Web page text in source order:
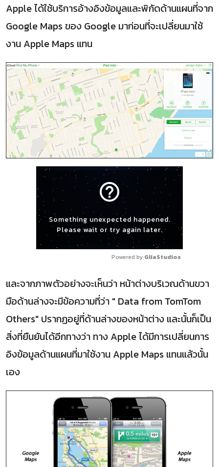
Apple ได้ใช้บริการอ้างอิงข้อมูลและพิกัดด้านแผนที่จาก
Google Maps ของ Google มาก่อนที่จะเปลี่ยนมาใช้
งาน Apple Maps แทน
help_outline
Something unexpected happened.
Please wait or try again later.
Powered by GliaStudios
และจากภาพตัวอย่างจะเห็นว่า หน้าต่างบริเวณด้านขวา
มือด้านล่างจะมีข้อความที่ว่า " Data from TomTom
Others" ปรากฏอยู่ที่ด้านล่างของหน้าต่าง และนั้นก็เป็น
สิ่งที่ยืนยันได้อีกทางว่า ทาง Apple ได้มีการเปลี่ยนการ
อิงข้อมูลด้านแผนที่มาใช้งาน Apple Maps แทนแล้วนั้น
เอง